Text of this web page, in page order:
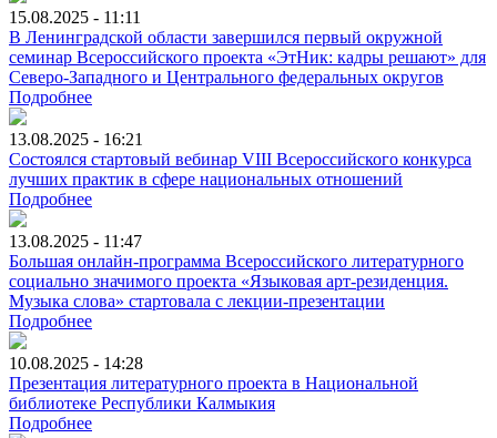
15.08.2025 - 11:11
В Ленинградской области завершился первый окружной
семинар Всероссийского проекта «ЭтНик: кадры решают» для
Северо-Западного и Центрального федеральных округов
Подробнее
13.08.2025 - 16:21
Состоялся стартовый вебинар VIII Всероссийского конкурса
лучших практик в сфере национальных отношений
Подробнее
13.08.2025 - 11:47
Большая онлайн-программа Всероссийского литературного
социально значимого проекта «Языковая арт-резиденция.
Музыка слова» стартовала с лекции-презентации
Подробнее
10.08.2025 - 14:28
Презентация литературного проекта в Национальной
библиотеке Республики Калмыкия
Подробнее